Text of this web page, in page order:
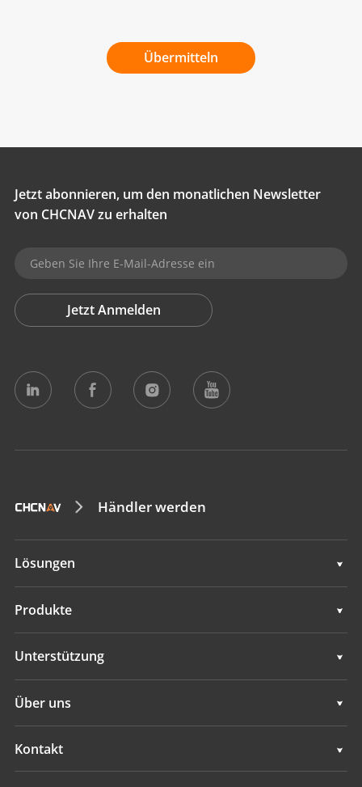
Übermitteln
Jetzt abonnieren, um den monatlichen Newsletter
von CHCNAV zu erhalten
Jetzt Anmelden
Händler werden
Lösungen
Lösungen
Produkte
GNSS-Sensoren
IMU-Sensoren
Unterstützung
Über uns
Übersicht
Kontakt